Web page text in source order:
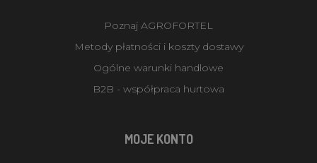
Poznaj AGROFORTEL
Metody płatności i koszty dostawy
Ogólne warunki handlowe
B2B - współpraca hurtowa
MOJE KONTO